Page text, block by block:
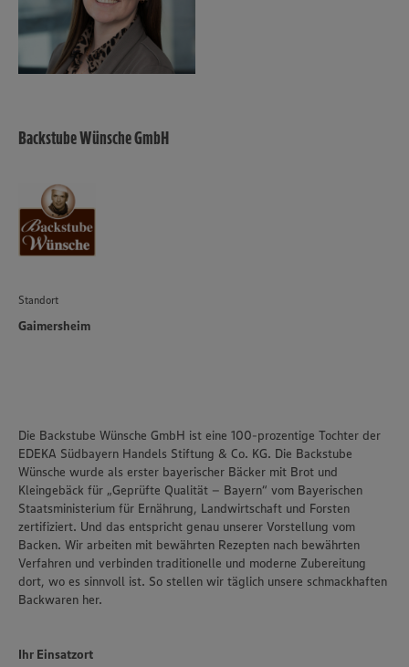
Backstube Wünsche GmbH
Standort
Gaimersheim
Die Backstube Wünsche GmbH ist eine 100-prozentige Tochter der
EDEKA Südbayern Handels Stiftung & Co. KG. Die Backstube
Wünsche wurde als erster bayerischer Bäcker mit Brot und
Kleingebäck für „Geprüfte Qualität – Bayern“ vom Bayerischen
Staatsministerium für Ernährung, Landwirtschaft und Forsten
zertifiziert. Und das entspricht genau unserer Vorstellung vom
Backen. Wir arbeiten mit bewährten Rezepten nach bewährten
Verfahren und verbinden traditionelle und moderne Zubereitung
dort, wo es sinnvoll ist. So stellen wir täglich unsere schmackhaften
Backwaren her.
Ihr Einsatzort